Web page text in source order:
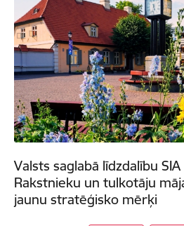
Valsts saglabā līdzdalību
Rakstnieku un tulkotāju
jaunu stratēģisko mērķi